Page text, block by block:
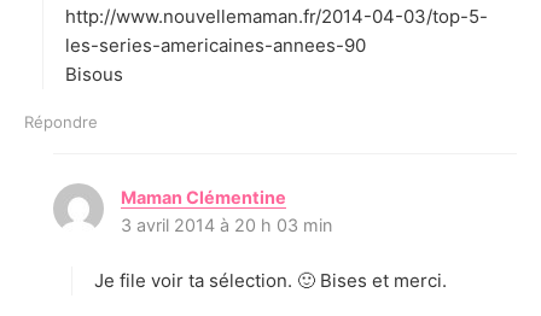
http://www.nouvellemaman.fr/2014-04-03/top-5-
les-series-americaines-annees-90
Bisous
Répondre
Maman Clémentine
i
:
3 avril 2014 à 20 h 03 min
Je file voir ta sélection. 🙂 Bises et merci.